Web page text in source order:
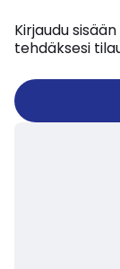
Kirjaudu
tehdäksesi